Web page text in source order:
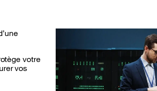
votre
vos